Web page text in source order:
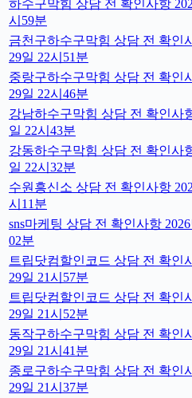
하수구막힘 상담 전 확인사항
시59분
금천구하수구막힘 상담 전 확인
29일 22시51분
중랑구하수구막힘 상담 전 확인
29일 22시46분
강남하수구막힘 상담 전 확인사
일 22시43분
강동하수구막힘 상담 전 확인사
일 22시32분
수원흥신소 상담 전 확인사항
시11분
sns마케팅 상담 전 확인사항 2026
02분
트립닷컴할인코드 상담 전 확인
29일 21시57분
트립닷컴할인코드 상담 전 확인
29일 21시52분
동작구하수구막힘 상담 전 확인
29일 21시41분
종로구하수구막힘 상담 전 확인
29일 21시37분